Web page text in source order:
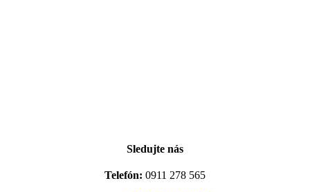
Sledujte nás
Telefón: 0911 278 565